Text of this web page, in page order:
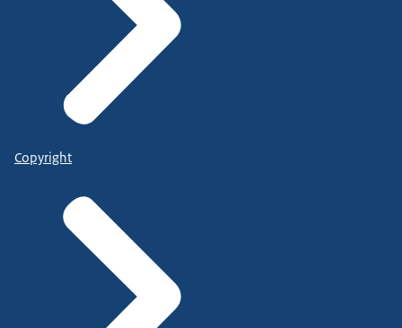
Copyright